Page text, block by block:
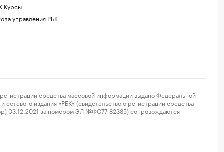
Курсы
управления РБК
средства массовой информации выдано Федеральной
издания «РБК» (свидетельство о регистрации средства
03.12.2021 за номером ЭЛ №ФС77-82385) сопровождаются